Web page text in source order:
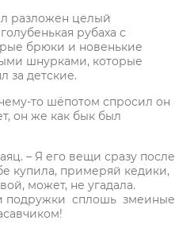
разложен целый
рубаха с
брюки и новенькие
шнурками, которые
за детские.
то шёпотом спросил он
он же как бык был
– Я его вещи сразу после
купила, примеряй кедики,
может, не угадала.
подружки сплошь змеиные